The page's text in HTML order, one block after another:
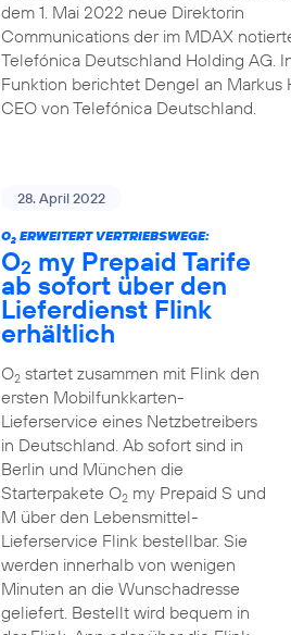
dem 1. Mai 2022 neue Direktorin
Communications der im MDAX
Telefónica Deutschland Holding AG.
Funktion berichtet Dengel an Markus
CEO von Telefónica Deutschland.
28. April 2022
O2ERWEITERT VERTRIEBSWEGE:
O2 my Prepaid Tarife
ab sofort über den
Lieferdienst Flink
erhältlich
O2startet zusammen mit Flink den
ersten Mobilfunkkarten-
Lieferservice eines Netzbetreibers
in Deutschland. Ab sofort sind in
Berlin und München die
Starterpakete O2my Prepaid S und
M über den Lebensmittel-
Lieferservice Flink bestellbar. Sie
werden innerhalb von wenigen
Minuten an die Wunschadresse
geliefert. Bestellt wird bequem in